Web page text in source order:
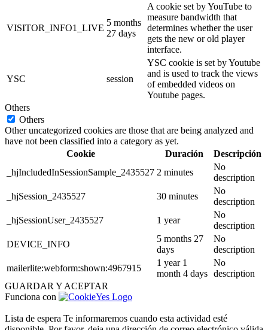
VISITOR_INFO1_LIVE
5 months
27 days
A cookie set by YouTube to
measure bandwidth that
determines whether the user
gets the new or old player
interface.
YSC session
YSC cookie is set by Youtube
and is used to track the views
of embedded videos on
Youtube pages.
Others
Others
Other uncategorized cookies are those that are being analyzed and
have not been classified into a category as yet.
Cookie
Duración
Descripción
_hjIncludedInSessionSample_2435527 2 minutes
No
description
_hjSession_2435527
30 minutes
No
description
_hjSessionUser_2435527
1 year
No
description
DEVICE_INFO
5 months 27
days
No
description
mailerlite:webform:shown:4967915
1 year 1
month 4 days
No
description
GUARDAR Y ACEPTAR
Funciona con
Lista de espera Te informaremos cuando esta actividad esté